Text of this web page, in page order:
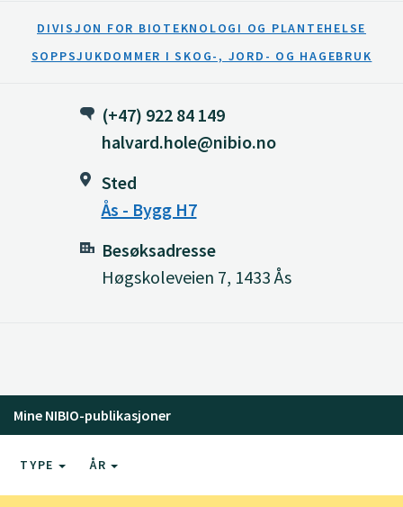
DIVISJON FOR BIOTEKNOLOGI OG PLANTEHELSE
SOPPSJUKDOMMER I SKOG-, JORD- OG HAGEBRUK
(+47) 922 84 149
halvard.hole@nibio.no
Sted
Ås - Bygg H7
Besøksadresse
Høgskoleveien 7, 1433 Ås
Mine NIBIO-publikasjoner
TYPE ÅR